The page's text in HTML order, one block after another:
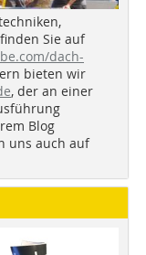
Sie auf
dach-
bieten wir
, der an einer
Blog
uns auch auf